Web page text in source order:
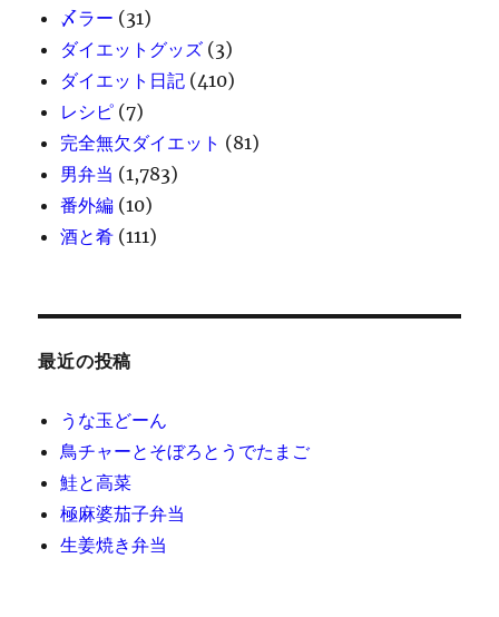
〆ラー (31)
ダイエットグッズ (3)
ダイエット日記 (410)
レシピ (7)
完全無欠ダイエット (81)
男弁当 (1,783)
番外編 (10)
酒と肴 (111)
最近の投稿
うな玉どーん
鳥チャーとそぼろとうでたまご
鮭と高菜
極麻婆茄子弁当
生姜焼き弁当